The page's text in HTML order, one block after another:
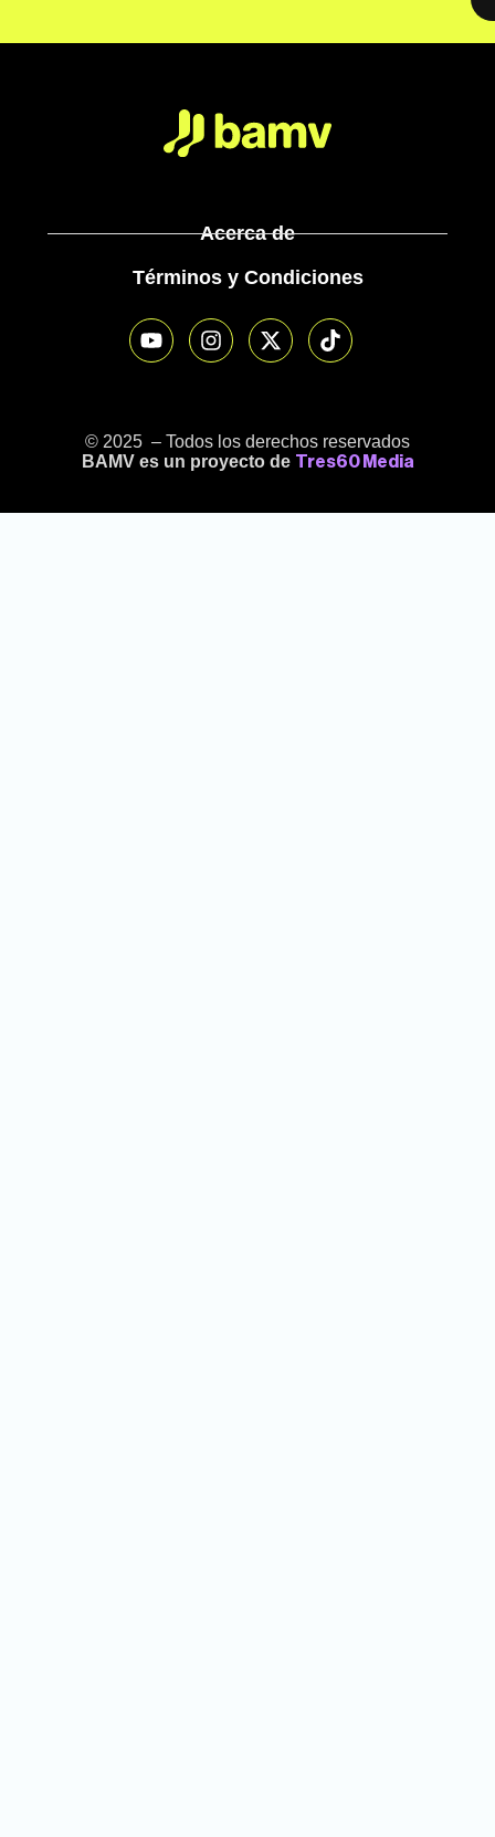
Acerca de
Términos y Condiciones
© 2025 – Todos los derechos reservados
BAMV es un proyecto de Tres60 Media